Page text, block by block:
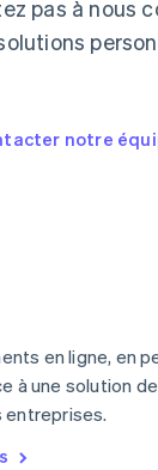
pas à nous
notre
en ligne, en
à une solution